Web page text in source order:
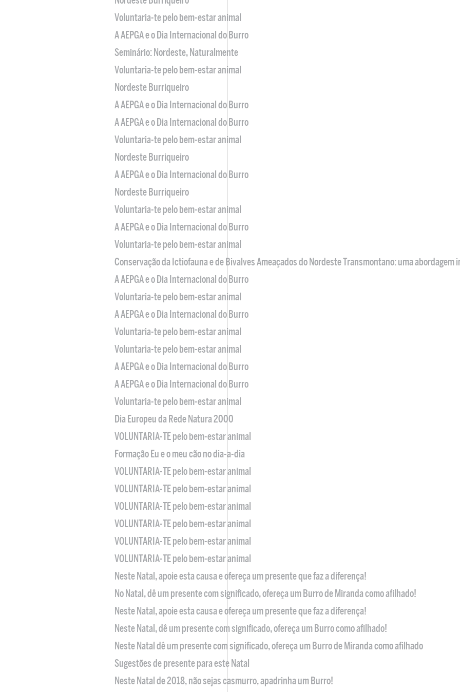
Voluntaria-te pelo bem-estar animal
A AEPGA e o Dia Internacional do Burro
Seminário: Nordeste, Naturalmente
Voluntaria-te pelo bem-estar animal
Nordeste Burriqueiro
A AEPGA e o Dia Internacional do Burro
A AEPGA e o Dia Internacional do Burro
Voluntaria-te pelo bem-estar animal
Nordeste Burriqueiro
A AEPGA e o Dia Internacional do Burro
Nordeste Burriqueiro
Voluntaria-te pelo bem-estar animal
A AEPGA e o Dia Internacional do Burro
Voluntaria-te pelo bem-estar animal
Conservação da Ictiofauna e de Bivalves Ameaçados do Nordeste Transmontano: uma abordagem
A AEPGA e o Dia Internacional do Burro
Voluntaria-te pelo bem-estar animal
A AEPGA e o Dia Internacional do Burro
Voluntaria-te pelo bem-estar animal
Voluntaria-te pelo bem-estar animal
A AEPGA e o Dia Internacional do Burro
A AEPGA e o Dia Internacional do Burro
Voluntaria-te pelo bem-estar animal
Dia Europeu da Rede Natura 2000
VOLUNTARIA-TE pelo bem-estar animal
Formação Eu e o meu cão no dia-a-dia
VOLUNTARIA-TE pelo bem-estar animal
VOLUNTARIA-TE pelo bem-estar animal
VOLUNTARIA-TE pelo bem-estar animal
VOLUNTARIA-TE pelo bem-estar animal
VOLUNTARIA-TE pelo bem-estar animal
VOLUNTARIA-TE pelo bem-estar animal
Neste Natal, apoie esta causa e ofereça um presente que faz a diferença!
No Natal, dê um presente com significado, ofereça um Burro de Miranda como afilhado!
Neste Natal, apoie esta causa e ofereça um presente que faz a diferença!
Neste Natal, dê um presente com significado, ofereça um Burro como afilhado!
Neste Natal dê um presente com significado, ofereça um Burro de Miranda como afilhado
Sugestões de presente para este Natal
Neste Natal de 2018, não sejas casmurro, apadrinha um Burro!